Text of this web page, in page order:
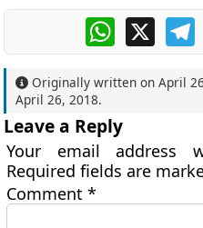
WhatsApp
X
Originally written onApril
April 26, 2018.
Leave a Reply
Your email address
Required fields are
Comment*